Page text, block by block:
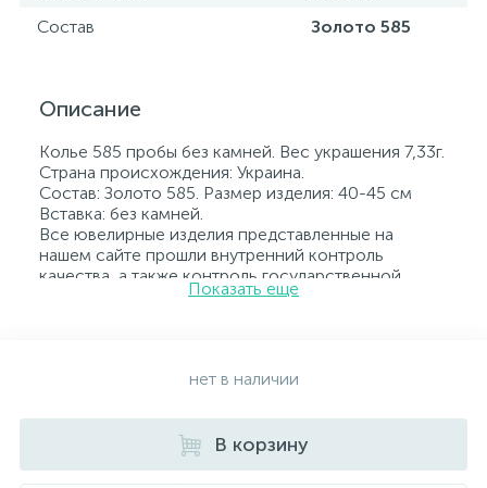
Состав
Золото 585
Описание
Колье 585 пробы без камней. Вес украшения 7,33г.
Страна происхождения: Украина.
Состав: Золото 585. Размер изделия: 40-45 см
Вставка: без камней.
Все ювелирные изделия представленные на
нашем сайте прошли внутренний контроль
качества, а также контроль государственной
пробирной службой Украины, на всех изделиях
сайте могут незначительно отличаться от
экрана
Показать еще
нет в наличии
В корзину